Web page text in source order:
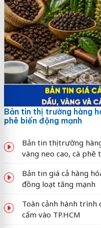
Bản tin thị trường hàng
phê biến động mạnh
Bản tin thị trường
vàng neo cao, cà phê
Bản tin giá cả hàng
đồng loạt tăng mạnh
Toàn cảnh hành trình
cấm vào TP.HCM